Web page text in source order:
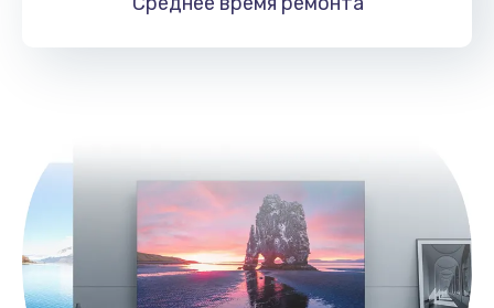
Ремонт цепи питания
1800 руб.
Заказать